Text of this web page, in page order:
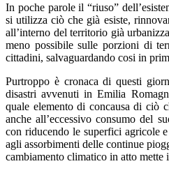
In poche parole il “riuso”
si utilizza ciò che già esiste,
all’interno del territorio già
meno possibile sulle porzioni di
cittadini, salvaguardando cosi in
Purtroppo è cronaca di questi
disastri avvenuti in Emilia
quale elemento di concausa di ciò
anche all’eccessivo consumo del
con riducendo le superfici agricole
agli assorbimenti delle continue
cambiamento climatico in atto mette